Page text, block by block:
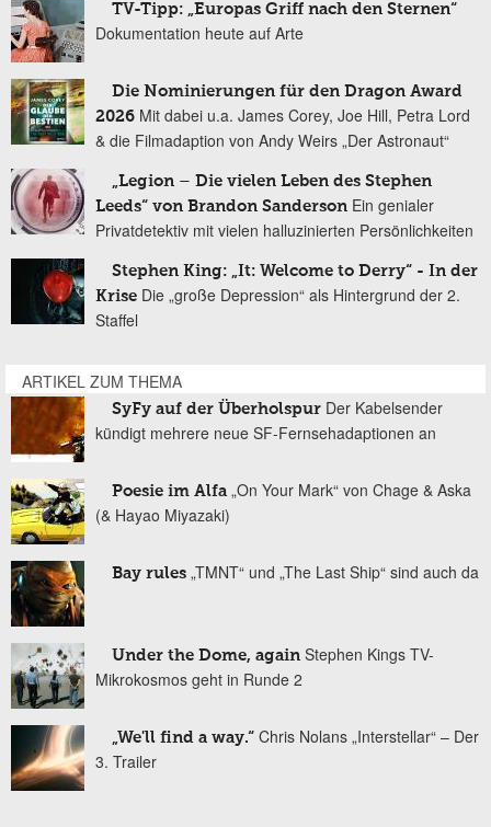
TV-Tipp: „Europas Griff nach den Sternen“
Dokumentation heute auf Arte
Die Nominierungen für den Dragon Award
2026 Mit dabei u.a. James Corey, Joe Hill, Petra Lord
& die Filmadaption von Andy Weirs „Der Astronaut“
„Legion – Die vielen Leben des Stephen
Leeds“ von Brandon Sanderson Ein genialer
Privatdetektiv mit vielen halluzinierten Persönlichkeiten
Stephen King: „It: Welcome to Derry“ - In der
Krise Die „große Depression“ als Hintergrund der 2.
Staffel
ARTIKEL ZUM THEMA
SyFy auf der Überholspur Der Kabelsender
kündigt mehrere neue SF-Fernsehadaptionen an
Poesie im Alfa „On Your Mark“ von Chage & Aska
(& Hayao Miyazaki)
Bay rules „TMNT“ und „The Last Ship“ sind auch da
Under the Dome, again Stephen Kings TV-
Mikrokosmos geht in Runde 2
„We'll find a way.“ Chris Nolans „Interstellar“ – Der
3. Trailer